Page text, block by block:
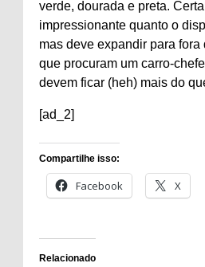
verde, dourada e preta.
impressionante quanto o
mas deve expandir para
que procuram um carro-
devem ficar (heh) mais do
[ad_2]
Compartilhe isso:
Facebook X
Relacionado